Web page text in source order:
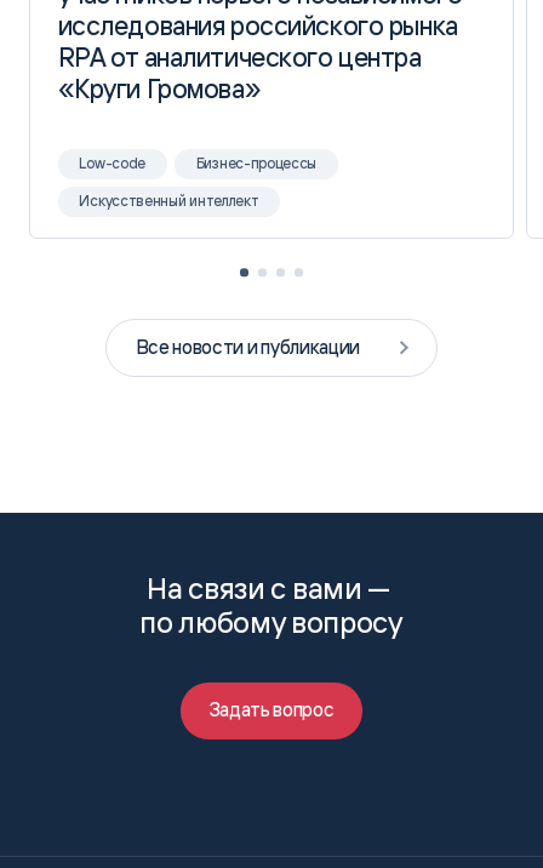
исследования российского рынка
RPA от аналитического центра
«Круги Громова»
исследования российского рынка
RPA от аналитического центра
«Круги Громова»
Low-code Бизнес-процессы
Искусственный интеллект
Все новости и публикации
На связи с вами —
по любому вопросу
Задать вопрос